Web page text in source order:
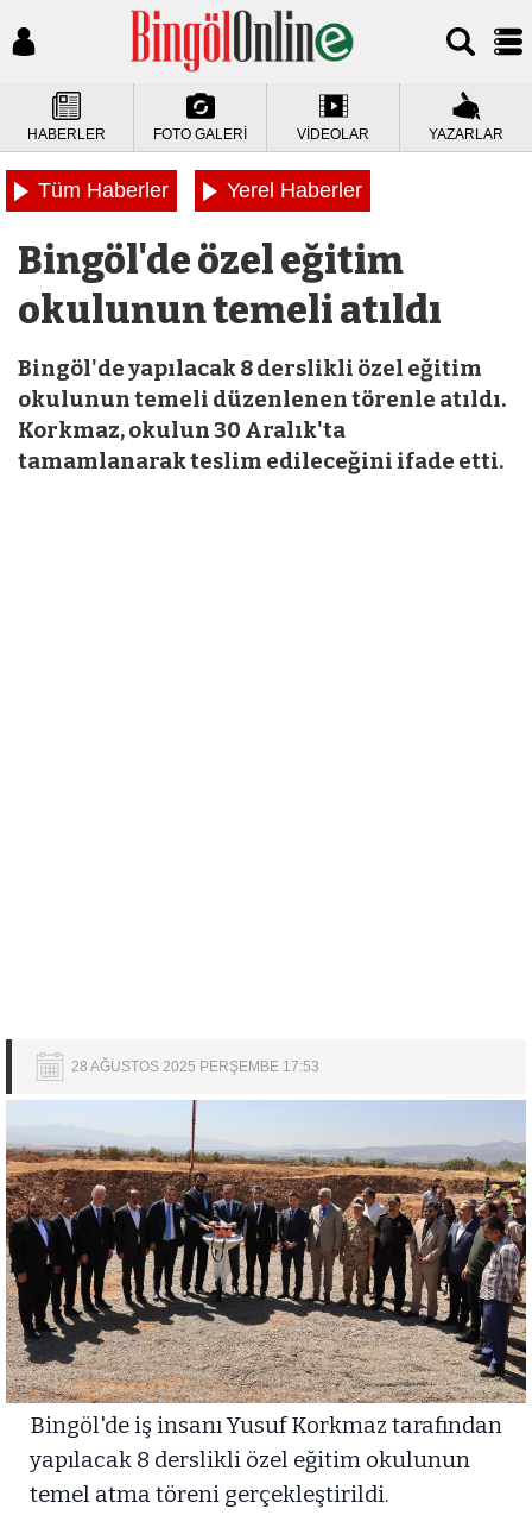
HABERLER FOTO GALERİ VİDEOLAR YAZARLAR
Tüm Haberler Yerel Haberler
Bingöl'de özel eğitim
okulunun temeli atıldı
Bingöl'de yapılacak 8 derslikli özel eğitim
okulunun temeli düzenlenen törenle atıldı.
Korkmaz, okulun 30 Aralık'ta
tamamlanarak teslim edileceğini ifade etti.
28 AĞUSTOS 2025 PERŞEMBE 17:53
Bingöl'de iş insanı Yusuf Korkmaz tarafından
yapılacak 8 derslikli özel eğitim okulunun
temel atma töreni gerçekleştirildi.